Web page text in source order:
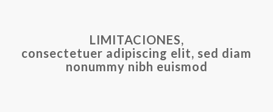
LIMITACIONES,
consectetuer adipiscing elit, sed diam
nonummy nibh euismod